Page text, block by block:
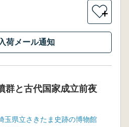
＋
荷メール通知
群と古代国家成立前夜
玉県立さきたま史跡の博物館